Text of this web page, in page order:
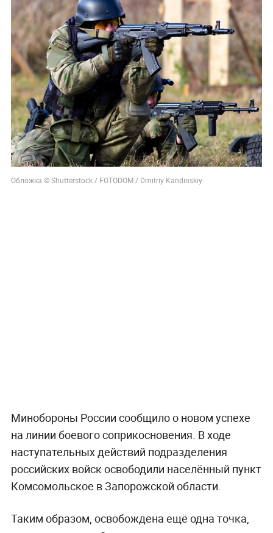
Обложка © Shutterstock / FOTODOM / Dmitriy Kandinskiy
Минобороны России сообщило о новом успехе
на линии боевого соприкосновения. В ходе
наступательных действий подразделения
российских войск освободили населённый пункт
Комсомольское в Запорожской области.
Таким образом, освобождена ещё одна точка,